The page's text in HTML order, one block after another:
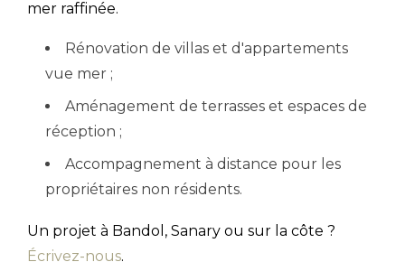
mer raffinée.
Rénovation de villas et d'appartements
vue mer ;
Aménagement de terrasses et espaces de
réception ;
Accompagnement à distance pour les
propriétaires non résidents.
Un projet à Bandol, Sanary ou sur la côte ?
Écrivez-nous.